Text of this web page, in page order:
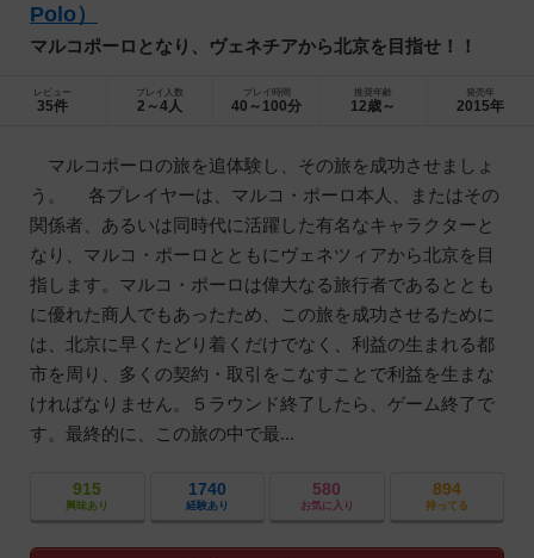
Polo）
マルコポーロとなり、ヴェネチアから北京を目指せ！！
レビュー
35件
プレイ人数
2～4人
プレイ時間
40～100分
推奨年齢
12歳～
発売年
2015年
マルコポーロの旅を追体験し、その旅を成功させましょ
う。 各プレイヤーは、マルコ・ポーロ本人、またはその
関係者、あるいは同時代に活躍した有名なキャラクターと
なり、マルコ・ポーロとともにヴェネツィアから北京を目
指します。マルコ・ポーロは偉大なる旅行者であるととも
に優れた商人でもあったため、この旅を成功させるために
は、北京に早くたどり着くだけでなく、利益の生まれる都
市を周り、多くの契約・取引をこなすことで利益を生まな
ければなりません。５ラウンド終了したら、ゲーム終了で
す。最終的に、この旅の中で最...
915
興味あり
1740
経験あり
580
お気に入り
894
持ってる